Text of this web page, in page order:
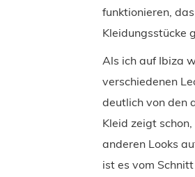
funktionieren,
Kleidungsstücke
Als ich auf Ibiza
verschiedenen
deutlich von den
Kleid zeigt
anderen Looks
ist es vom